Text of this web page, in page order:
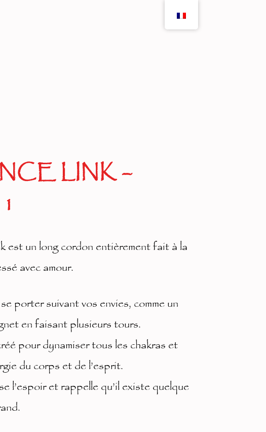
LINK –
un long cordon entièrement fait à la
avec amour.
porter suivant vos envies, comme un
en faisant plusieurs tours.
pour dynamiser tous les chakras et
du corps et de l’esprit.
l’espoir et rappelle qu’il existe quelque